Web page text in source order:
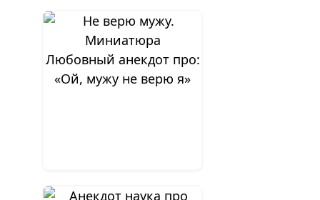
Любовный анекдот про:
«Ой, мужу не верю я»